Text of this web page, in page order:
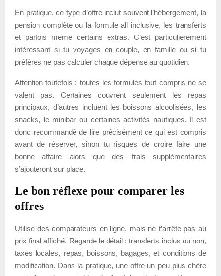
En pratique, ce type d’offre inclut souvent l’hébergement, la
pension complète ou la formule all inclusive, les transferts
et parfois même certains extras. C’est particulièrement
intéressant si tu voyages en couple, en famille ou si tu
préfères ne pas calculer chaque dépense au quotidien.
Attention toutefois : toutes les formules tout compris ne se
valent pas. Certaines couvrent seulement les repas
principaux, d’autres incluent les boissons alcoolisées, les
snacks, le minibar ou certaines activités nautiques. Il est
donc recommandé de lire précisément ce qui est compris
avant de réserver, sinon tu risques de croire faire une
bonne affaire alors que des frais supplémentaires
s’ajouteront sur place.
Le bon réflexe pour comparer les
offres
Utilise des comparateurs en ligne, mais ne t’arrête pas au
prix final affiché. Regarde le détail : transferts inclus ou non,
taxes locales, repas, boissons, bagages, et conditions de
modification. Dans la pratique, une offre un peu plus chère